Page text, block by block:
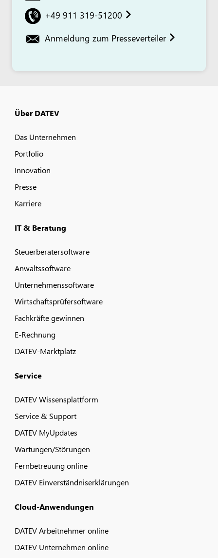
+49 911 319-51200
Anmeldung zum Presseverteiler
Über DATEV
Das Unternehmen
Portfolio
Innovation
Presse
Karriere
IT & Beratung
Steuerberatersoftware
Anwaltssoftware
Unternehmenssoftware
Wirtschaftsprüfersoftware
Fachkräfte gewinnen
E-Rechnung
DATEV-Marktplatz
Service
DATEV Wissensplattform
Service & Support
DATEV MyUpdates
Wartungen/Störungen
Fernbetreuung online
DATEV Einverständniserklärungen
Cloud-Anwendungen
DATEV Arbeitnehmer online
DATEV Unternehmen online